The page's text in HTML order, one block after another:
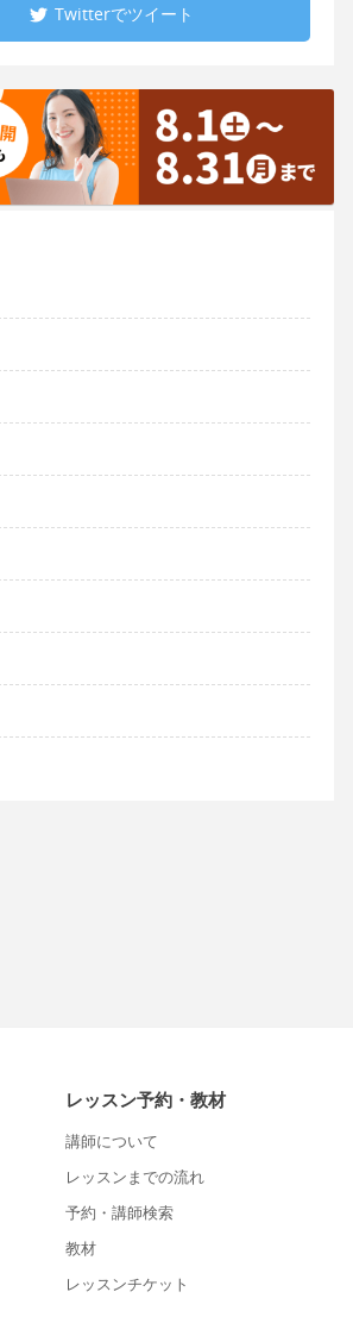
Twitterでツイート
レッスン予約・教材
講師について
レッスンまでの流れ
予約・講師検索
教材
レッスンチケット